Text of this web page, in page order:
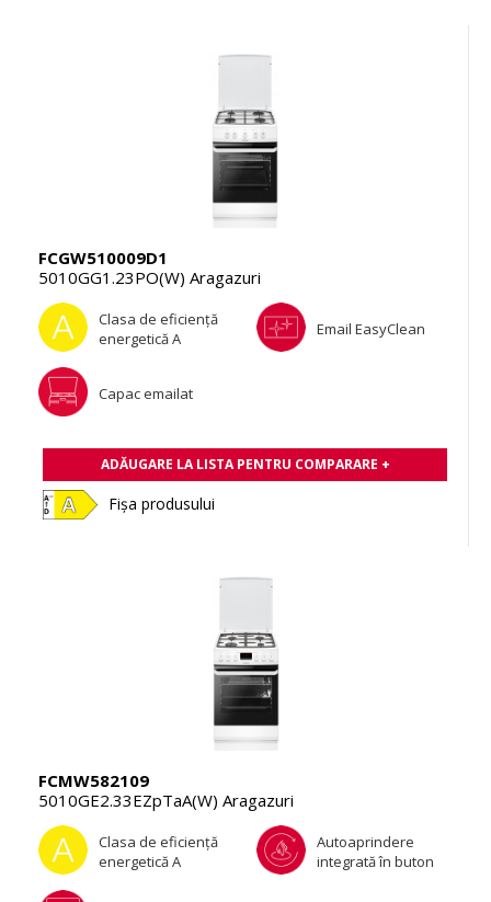
FCGW510009D1
5010GG1.23PO(W) Aragazuri
Clasa de eficienţă
energetică A
Email EasyClean
Capac emailat
ADĂUGARE LA LISTA PENTRU COMPARARE +
Fișa produsului
FCMW582109
5010GE2.33EZpTaA(W) Aragazuri
Clasa de eficienţă
energetică A
Autoaprindere
integrată în buton